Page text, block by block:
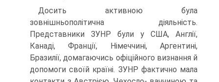
Досить активною була
зовнішньополітична діяльність.
Представники ЗУНР були у США, Англії,
Канаді, Франції, Німеччині, Аргентині,
Бразилії, домагаючись офіційного визнання й
допомоги своїй країні. ЗУНР фактично мала